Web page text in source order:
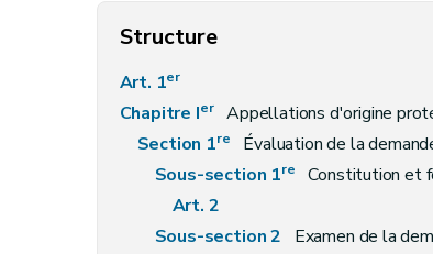
Structure
Art. 1er
Chapitre Ier
Appellations d'origine
Section 1re
Évaluation de la
Sous-section 1re
Constitution et
Art. 2
Sous-section 2
Examen de la